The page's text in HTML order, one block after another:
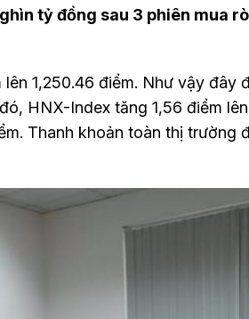
tỷ đồng sau 3 phiên mua
lên 1,250.46 điểm. Như vậy đây
HNX-Index tăng 1,56 điểm
Thanh khoản toàn thị trường